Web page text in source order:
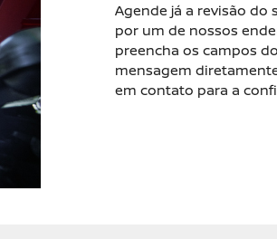
Agende já a revisão do
por um de nossos
preencha os campos
mensagem
em contato para a